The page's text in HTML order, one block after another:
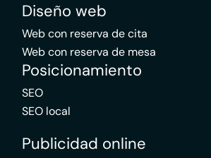
Diseño web
Web con reserva de cita
Web con reserva de mesa
Posicionamiento
SEO
SEO local
Publicidad online